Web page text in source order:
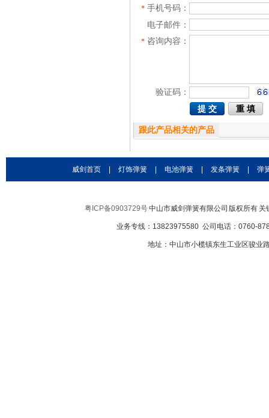
* 手机号码：
电子邮件：
* 咨询内容：
验证码：
跟此产品相关的产品
威剑首页 灯饰弹簧 电池弹簧 发条弹簧 弹
粤ICP备0903729号中山市威剑弹簧有限公司 版权所有
业务专线：13823975580 公司电话：0760-
地址：中山市小榄镇东生工业区骏业